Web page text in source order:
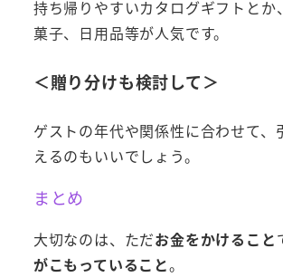
持ち帰りやすいカタログギフトとか
菓子、日用品等が人気です。
＜贈り分けも検討して＞
ゲストの年代や関係性に合わせて、
えるのもいいでしょう。
まとめ
大切なのは、ただお金をかけること
がこもっていること。